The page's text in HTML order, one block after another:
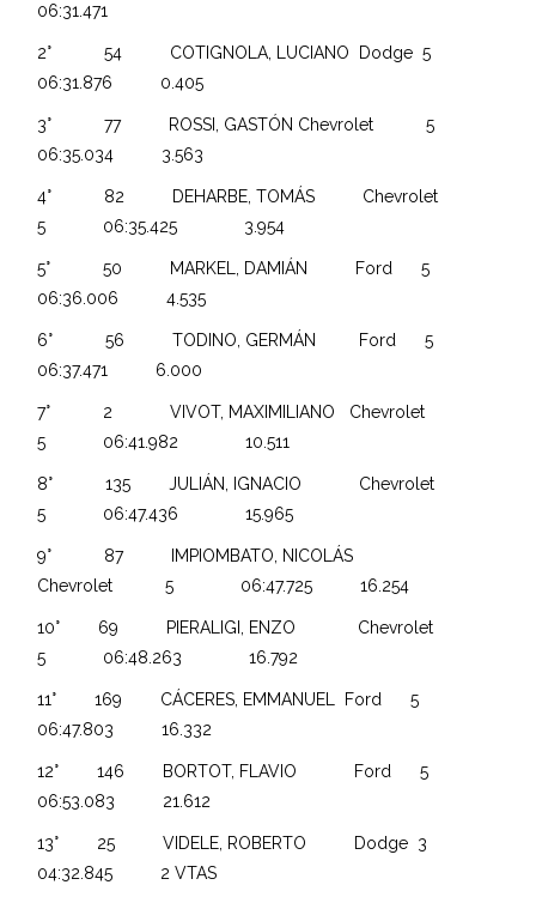
06:31.471
2° 54 COTIGNOLA, LUCIANO Dodge 5
06:31.876 0.405
3° 77 ROSSI, GASTÓN Chevrolet 5
06:35.034 3.563
4° 82 DEHARBE, TOMÁS Chevrolet
5 06:35.425 3.954
5° 50 MARKEL, DAMIÁN Ford 5
06:36.006 4.535
6° 56 TODINO, GERMÁN Ford 5
06:37.471 6.000
7° 2 VIVOT, MAXIMILIANO Chevrolet
5 06:41.982 10.511
8° 135 JULIÁN, IGNACIO Chevrolet
5 06:47.436 15.965
9° 87 IMPIOMBATO, NICOLÁS
Chevrolet 5 06:47.725 16.254
10° 69 PIERALIGI, ENZO Chevrolet
5 06:48.263 16.792
11° 169 CÁCERES, EMMANUEL Ford 5
06:47.803 16.332
12° 146 BORTOT, FLAVIO Ford 5
06:53.083 21.612
13° 25 VIDELE, ROBERTO Dodge 3
04:32.845 2 VTAS